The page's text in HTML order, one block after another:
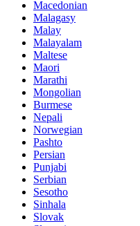
Macedonian
Malagasy
Malay
Malayalam
Maltese
Maori
Marathi
Mongolian
Burmese
Nepali
Norwegian
Pashto
Persian
Punjabi
Serbian
Sesotho
Sinhala
Slovak